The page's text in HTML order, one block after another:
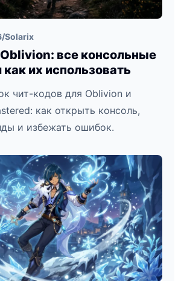
/Solarix
все консольные
их использовать
чит-кодов для Oblivion и
как открыть консоль,
и избежать ошибок.